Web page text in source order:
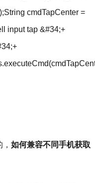
cmdTapCenter =
input tap &#34;+
，如何兼容不同手机获取